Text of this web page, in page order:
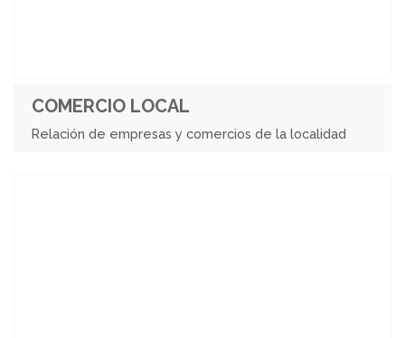
COMERCIO LOCAL
Relación de empresas y comercios de la localidad